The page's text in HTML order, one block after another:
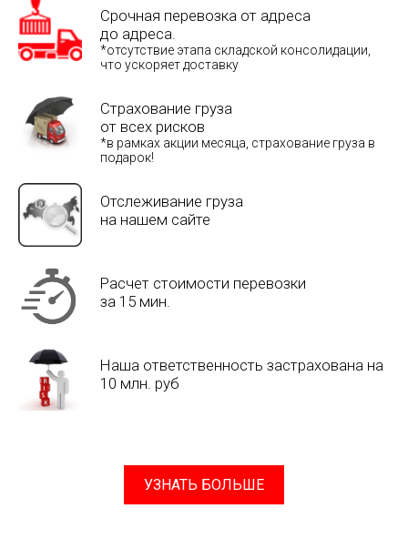
Срочная перевозка от адреса
до адреса.
*отсутствие этапа складской консолидации,
что ускоряет доставку
Страхование груза
от всех рисков
*в рамках акции месяца, страхование груза в
подарок!
Отслеживание груза
на нашем сайте
Расчет стоимости перевозки
за 15 мин.
Наша ответственность застрахована на
10 млн. руб
УЗНАТЬ БОЛЬШЕ